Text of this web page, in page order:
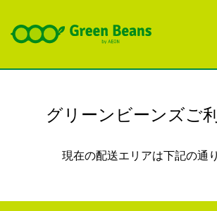
グリーンビーンズご
現在の配送エリアは下記の通